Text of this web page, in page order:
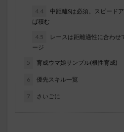
4.4
中距離Sは必須。スピード
ば積む
4.5
レースは距離適性に合わせ
ージ
5 育成ウマ娘サンプル(根性育成)
6 優先スキル一覧
7 さいごに